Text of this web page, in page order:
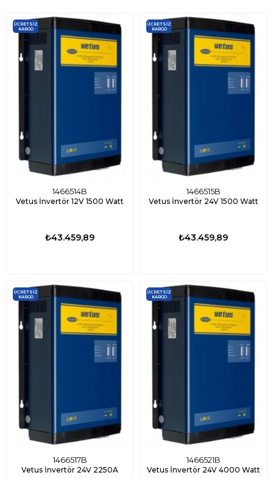
1466514B
Vetus İnvertör 12V 1500 Watt
₺43.459,89
ÜCRETSIZ
KARGO
1466515B
Vetus İnvertör 24V 1500 Watt
₺43.459,89
ÜCRETSIZ
KARGO
1466517B
Vetus İnvertör 24V 2250A
ÜCRETSIZ
KARGO
1466521B
Vetus İnvertör 24V 4000 Watt
ÜCRETSIZ
KARGO